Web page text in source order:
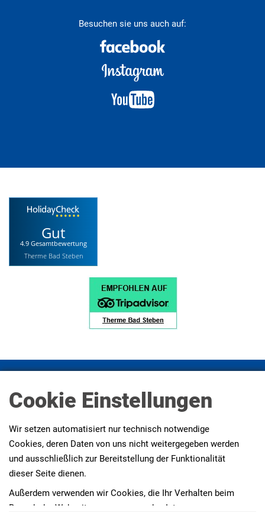
Besuchen sie uns auch auf:
Gut
4.9 Gesamtbewertung
Therme Bad Steben
Presse
AGBs Erklärung zur Barrierefreiheit
Cookie Einstellungen
Wir setzen automatisiert nur technisch notwendige
Cookies, deren Daten von uns nicht weitergegeben werden
und ausschließlich zur Bereitstellung der Funktionalität
dieser Seite dienen.
Außerdem verwenden wir Cookies, die Ihr Verhalten beim
Besuch der Webseiten messen, um das Interesse unserer